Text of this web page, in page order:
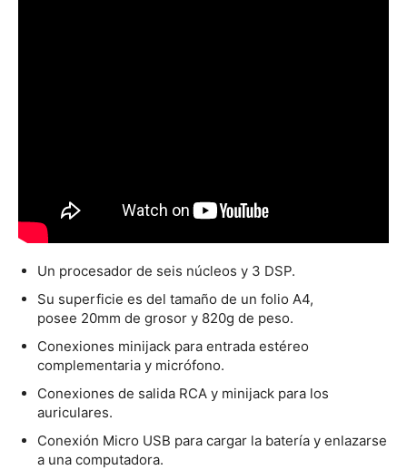
Un procesador de seis núcleos y 3 DSP.
Su superficie es del tamaño de un folio A4,
posee 20mm de grosor y 820g de peso.
Conexiones minijack para entrada estéreo
complementaria y micrófono.
Conexiones de salida RCA y minijack para los
auriculares.
Conexión Micro USB para cargar la batería y enlazarse
a una computadora.